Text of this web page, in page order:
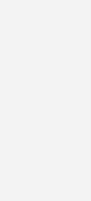
aus juristischer
von Infektionskrankheiten
wurde durch die
bekannt. Das
juristische Stütze
für die